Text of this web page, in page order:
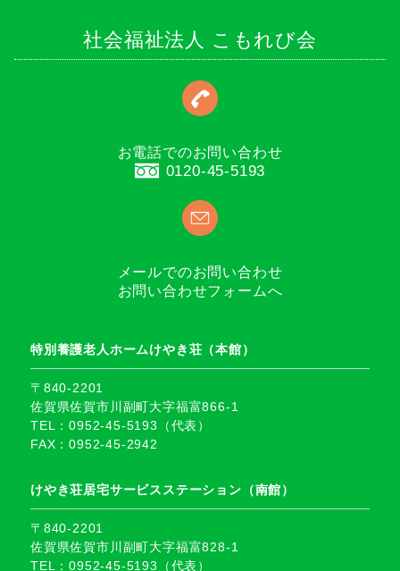
社会福祉法人 こもれび会
お電話でのお問い合わせ
0120-45-5193
メールでのお問い合わせ
お問い合わせフォームへ
特別養護老人ホームけやき荘（本館）
〒840-2201
佐賀県佐賀市川副町大字福富866-1
TEL：0952-45-5193（代表）
FAX：0952-45-2942
けやき荘居宅サービスステーション（南館）
〒840-2201
佐賀県佐賀市川副町大字福富828-1
TEL：0952-45-5193（代表）